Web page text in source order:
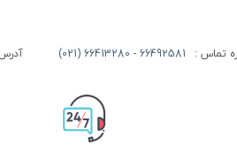
تماس : 66492581 - 66413280 (021)